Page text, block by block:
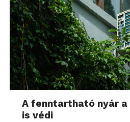
A fenntartható nyár
is védi